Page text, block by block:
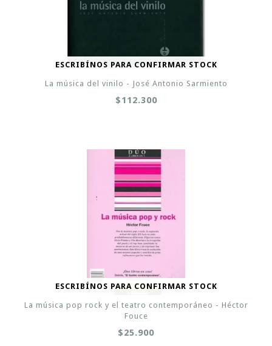
ESCRIBÍNOS PARA CONFIRMAR STOCK
La música del vinilo - José Antonio Sarmiento
$112.300
ESCRIBÍNOS PARA CONFIRMAR STOCK
La música pop rock y el teatro contemporáneo - Héctor
Fouce
$25.900